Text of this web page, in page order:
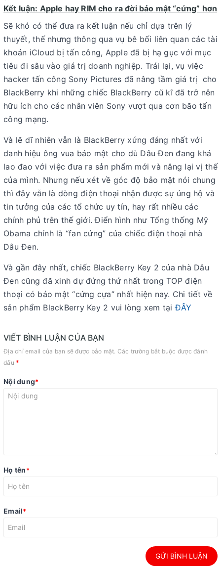
Kết luận: Apple hay RIM cho ra đời bảo mật “cứng” hơn
Sẽ khó có thể đưa ra kết luận nếu chỉ dựa trên lý
thuyết, thế nhưng thông qua vụ bê bối liên quan các tài
khoản iCloud bị tấn công, Apple đã bị hạ gục với mục
tiêu đi sâu vào giá trị doanh nghiệp. Trái lại, vụ việc
hacker tấn công Sony Pictures đã nâng tầm giá trị cho
BlackBerry khi những chiếc BlackBerry cũ kĩ đã trở nên
hữu ích cho các nhân viên Sony vượt qua cơn bão tấn
công mạng.
Và lẽ dĩ nhiên vẫn là BlackBerry xứng đáng nhất với
danh hiệu ông vua bảo mật cho dù Dâu Đen đang khá
lao đao với việc đưa ra sản phẩm mới và nâng lại vị thế
của mình. Nhưng nếu xét về góc độ bảo mật nói chung
thì đây vẫn là dòng điện thoại nhận được sự ủng hộ và
tin tưởng của các tổ chức uy tín, hay rất nhiều các
chính phủ trên thế giới. Điển hình như Tổng thống Mỹ
Obama chính là “fan cứng” của chiếc điện thoại nhà
Dâu Đen.
Và gần đây nhất, chiếc BlackBerry Key 2 của nhà Dâu
Đen cũng đã xinh dự đứng thứ nhất trong TOP điện
thoại có bảo mật “cứng cựa” nhất hiện nay. Chi tiết về
sản phẩm BlackBerry Key 2 vui lòng xem tạiĐÂY
VIẾT BÌNH LUẬN CỦA BẠN
Địa chỉ email của bạn sẽ được bảo mật. Các trường bắt buộc được đánh
dấu *
Nội dung*
Họ tên*
Email*
GỬI BÌNH LUẬN